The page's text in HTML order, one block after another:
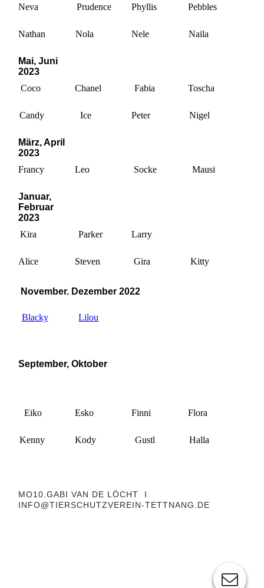
Neva
Prudence Phyllis Pebbles
Nathan Nola Nele Naila
Mai, Juni
2023
Coco
Chanel Fabia Toscha
Candy Ice Peter Nigel
März, April
2023
Francy
Leo Socke Mausi
Januar,
Februar
2023
Kira
Parker Larry
Alice Steven Gira Kitty
November. Dezember 2022
Blacky Lilou
September, Oktober
Eiko Esko Finni Flora
Kenny Kody Gustl Halla
MO10.GABI VAN DE LÖCHT I
INFO@TIERSCHUTZVEREIN-TETTNANG.DE